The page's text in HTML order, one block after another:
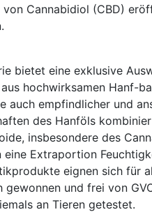
Cannabidiol (CBD)
bietet eine exklusive
hochwirksamen Hanf-
auch empfindlicher und
des Hanföls
insbesondere des
eine Extraportion
eignen sich für
und frei von
an Tieren getestet.